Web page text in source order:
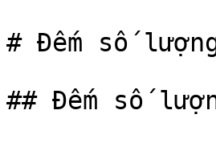
# Đếm số
## Đếm số